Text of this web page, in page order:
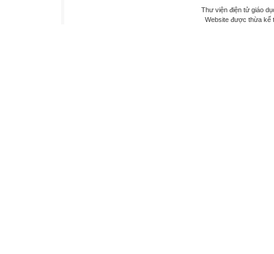
Thư viện điện tử giáo
Website được thừa kế